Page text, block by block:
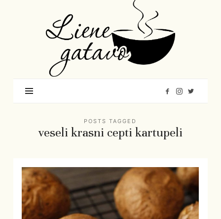
Gatavo
–
Mana
garšu
pasaule
POSTS TAGGED
veseli krasni cepti kartupeli